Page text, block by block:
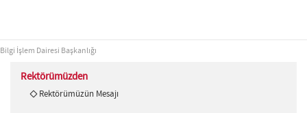
Bilgi İşlem Dairesi Başkanlığı
Rektörümüzden
Rektörümüzün Mesajı